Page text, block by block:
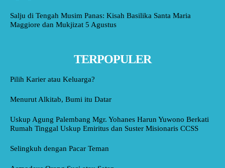
Salju di Tengah Musim Panas: Kisah Basilika Santa Maria
Maggiore dan Mukjizat 5 Agustus
TERPOPULER
Pilih Karier atau Keluarga?
Menurut Alkitab, Bumi itu Datar
Uskup Agung Palembang Mgr. Yohanes Harun Yuwono Berkati
Rumah Tinggal Uskup Emiritus dan Suster Misionaris CCSS
Selingkuh dengan Pacar Teman